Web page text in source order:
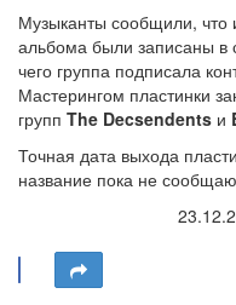
Музыканты сообщили, что
альбома были записаны в
чего группа подписала
Мастерингом пластинки
групп The Decsendents и
Точная дата выхода
название пока не